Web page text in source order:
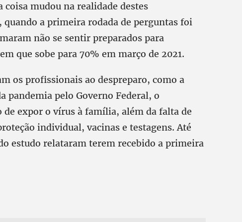
coisa mudou na realidade destes
a primeira rodada de perguntas foi
não se sentir preparados para
que sobe para 70% em março de 2021.
os profissionais ao despreparo, como a
pandemia pelo Governo Federal, o
expor o vírus à família, além da falta de
individual, vacinas e testagens. Até
estudo relataram terem recebido a primeira